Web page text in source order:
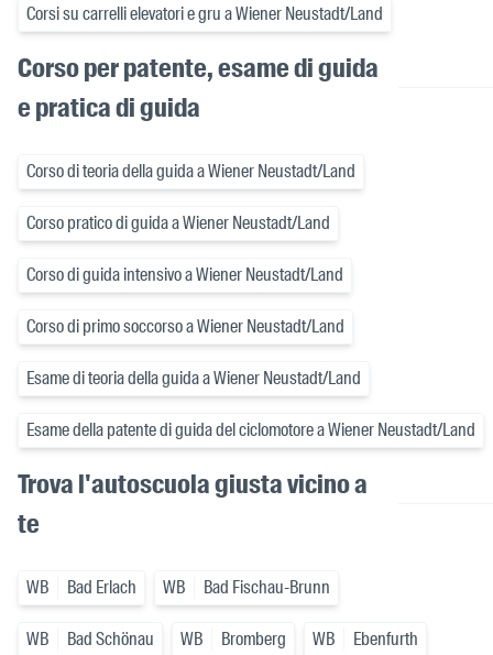
Corsi su carrelli elevatori e gru a Wiener Neustadt/Land
Corso per patente, esame di guida
e pratica di guida
Corso di teoria della guida a Wiener Neustadt/Land
Corso pratico di guida a Wiener Neustadt/Land
Corso di guida intensivo a Wiener Neustadt/Land
Corso di primo soccorso a Wiener Neustadt/Land
Esame di teoria della guida a Wiener Neustadt/Land
Esame della patente di guida del ciclomotore a Wiener Neustadt/Land
Trova l'autoscuola giusta vicino a
te
WB Bad Erlach WB Bad Fischau-Brunn
WB Bad Schönau WB Bromberg WB Ebenfurth